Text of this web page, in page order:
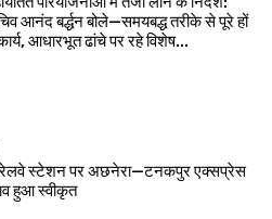
आनंद बर्द्धन बोले—समयबद्ध तरीके से पूरे हों
आधारभूत ढांचे पर रहे विशेष...
रेलवे स्टेशन पर अछनेरा—टनकपुर एक्सप्रेस
हुआ स्वीकृत